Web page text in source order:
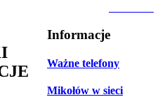
Informacje
Ważne telefony
Mikołów w sieci